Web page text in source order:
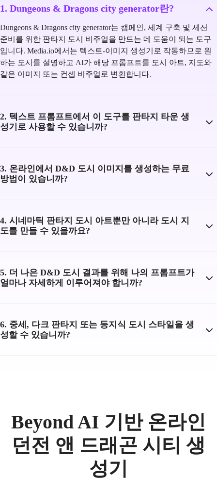
1. Dungeons & Dragons city generator란?
Dungeons & Dragons city generator는 캠페인, 세계 구축 및 세션
준비를 위한 판타지 도시 비주얼을 만드는 데 도움이 되는 도구
입니다. Media.io에서는 텍스트-이미지 생성기로 작동하므로 원
하는 도시를 설명하고 AI가 해당 프롬프트를 도시 아트, 지도와
같은 이미지 또는 컨셉 비주얼로 변환합니다.
2. 텍스트 프롬프트에서 이 도구를 판타지 타운 생
성기로 사용할 수 있습니까?
3. 온라인에서 D&D 도시 이미지를 생성하는 무료
방법이 있습니까?
4. 시네마틱 판타지 도시 아트뿐만 아니라 도시 지
도를 만들 수 있을까요?
5. 더 나은 D&D 도시 결과를 위해 나의 프롬프트가
얼마나 자세하게 이루어져야 합니까?
6. 중세, 다크 판타지 또는 등지식 도시 스타일을 생
성할 수 있습니까?
Beyond AI 기반 온라인
던전 앤 드래곤 시티 생
성기